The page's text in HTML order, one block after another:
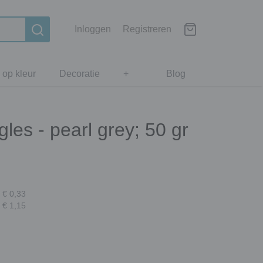
Inloggen Registreren
Blog
op kleur Decoratie +
- pearl grey; 50 gr
€ 0,33
€ 1,15